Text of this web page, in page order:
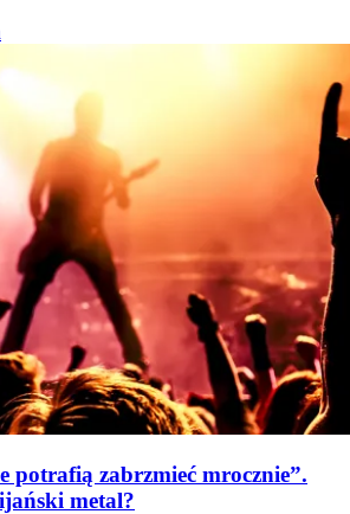
potrafią zabrzmieć mrocznie”.
metal?